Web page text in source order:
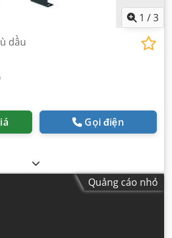
1 /3
dầu
Gọi điện
Quảng cáo nhỏ